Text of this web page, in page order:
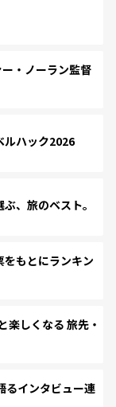
・ノーラン監督
ハック2026
、旅のベスト。
もとにランキン
しくなる 旅先・
るインタビュー連